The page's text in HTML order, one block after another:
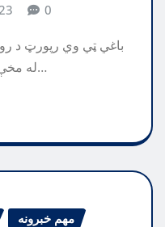
0
باغي ټي وي رپورټ د
له مخې په پاکستان کې سږ کال د کولرا…
مهم خبرونه